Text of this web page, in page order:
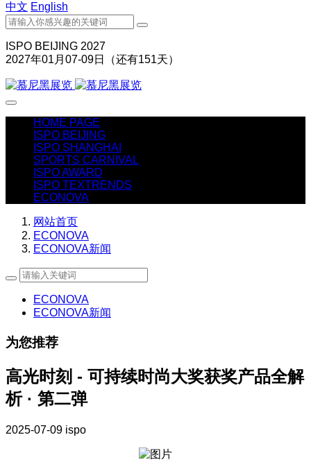
中文 English
ISPO BEIJING 2027
2027年01月07-09日（还有151天）
HOME PAGE
ISPO BEIJING
ISPO SHANGHAI
SPORTS CARNIVAL
ISPO AWARD
ISPO TEXTRENDS
ECONOVA
网站首页
ECONOVA
ECONOVA新闻
ECONOVA
ECONOVA新闻
为您推荐
高光时刻 - 可持续时尚大奖获奖产品全解
析 · 第二弹
2025-07-09 ispo